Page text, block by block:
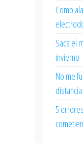
Como
Saca el
invierno
No me
distancia
5